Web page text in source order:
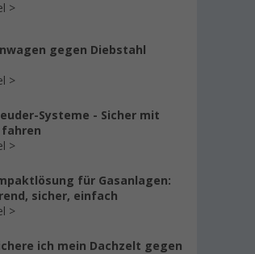
gegen Diebstahl
Systeme - Sicher mit
fahren
für Gasanlagen:
sicher, einfach
ich mein Dachzelt gegen